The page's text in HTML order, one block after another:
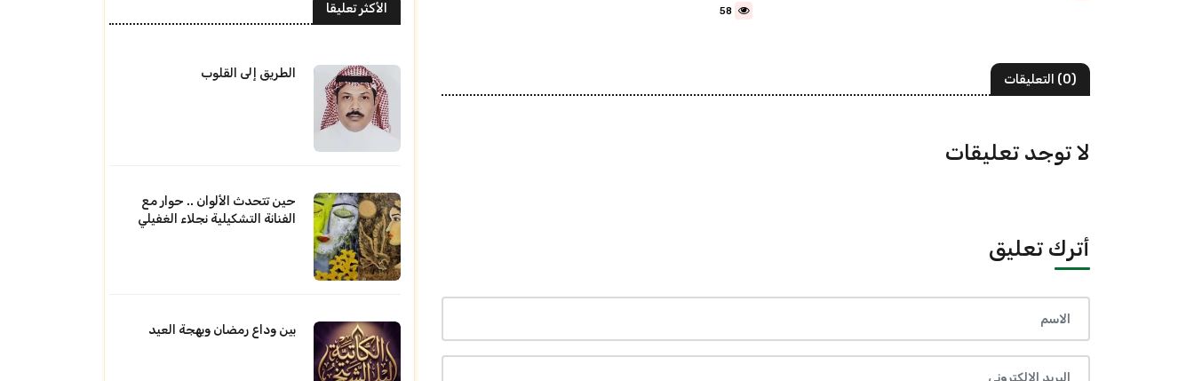
58
(0) التعليقات
لا توجد تعليقات
أترك تعليق
الأكثر تعليقا
الطريق إلى القلوب
حين تتحدث الألوان .. حوار مع
الفنانة التشكيلية نجلاء الغفيلي
بين وداع رمضان وبهجة العيد